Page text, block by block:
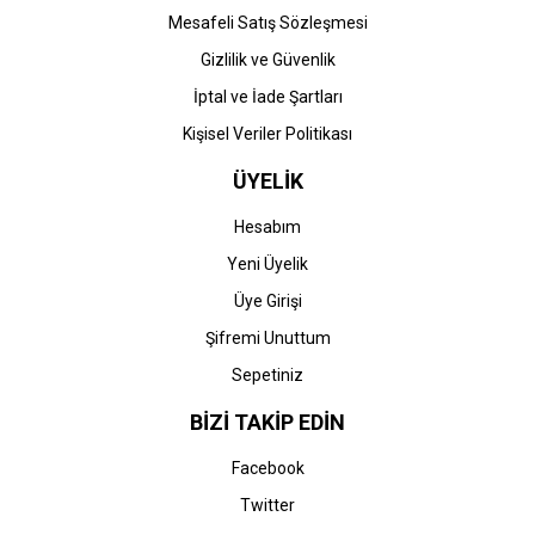
Mesafeli Satış Sözleşmesi
Gizlilik ve Güvenlik
İptal ve İade Şartları
Kişisel Veriler Politikası
ÜYELİK
Hesabım
Yeni Üyelik
Üye Girişi
Şifremi Unuttum
Sepetiniz
BİZİ TAKİP EDİN
Facebook
Twitter